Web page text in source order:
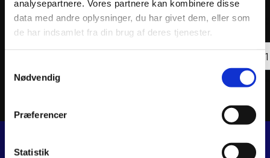
analysepartnere. Vores partnere kan kombinere disse
data med andre oplysninger, du har givet dem, eller som
de har indsamlet fra din brug af deres tjenester.
Nødvendig
Præferencer
Statistik
ATHENA PISTON KIT FORGED Ø46,96mm
990kr.
inkl. moms
FORGED
Ø46,96mm
KIT